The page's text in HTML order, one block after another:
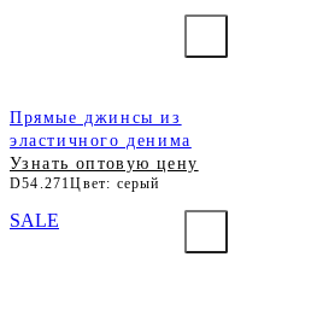
Прямые джинсы из
эластичного денима
Узнать оптовую цену
D54.271Цвет: серый
SALE